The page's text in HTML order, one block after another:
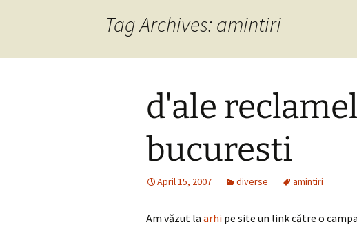
Tag Archives: amintiri
d'ale
bucuresti
April 15, 2007 diverse amintiri
Am văzut la arhi pe site un link către o